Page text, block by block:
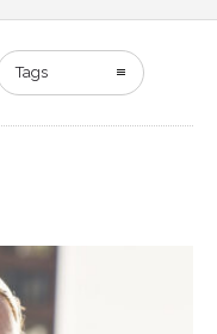
Tags